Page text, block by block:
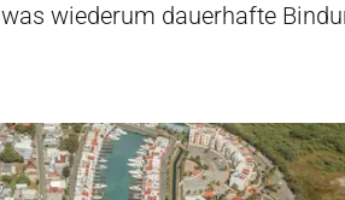
was wiederum dauerhafte